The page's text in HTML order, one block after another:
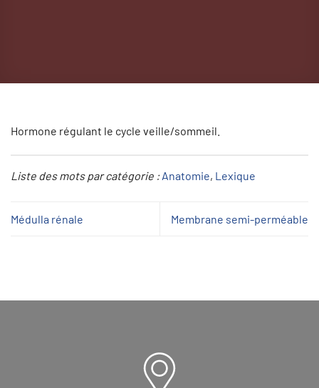
Hormone régulant le cycle veille/sommeil.
Liste des mots par catégorie :Anatomie, Lexique
Médulla rénale Membrane semi-perméable